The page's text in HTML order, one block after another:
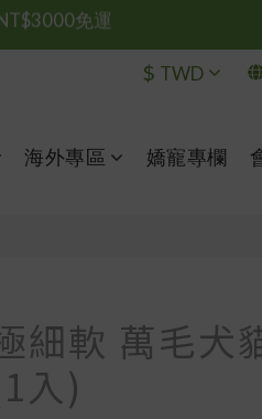
免運
$ TWD
海外專區 嬌寵專欄
細軟 萬毛犬
入)